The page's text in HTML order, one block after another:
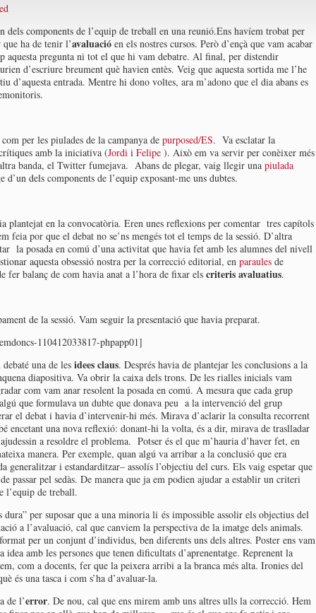
dels components de l’equip de treball en una reunió.Ens havíem trobat per
ha de tenir l’avaluació en els nostres cursos. Però d’ençà que vam acabar
aquesta pregunta ni tot el que hi vam debatre. Al final, per distendir
d’escriure breument què havien entès. Veig que aquesta sortida me l’he
d’aquesta entrada. Mentre hi dono voltes, ara m’adono que el dia abans es
per les piulades de la campanya de purposed/ES. Va esclatar la
amb la iniciativa (Jordi i Felipe ). Això em va servir per conèixer més
banda, el Twitter fumejava. Abans de plegar, vaig llegir una piulada
dels components de l’equip exposant-me uns dubtes.
plantejat en la convocatòria. Eren unes reflexions per comentar tres capítols
feia por que el debat no se’ns mengés tot el temps de la sessió. D’altra
la posada en comú d’una activitat que havia fet amb les alumnes del nivell
aquesta obsessió nostra per la correcció editorial, en paraules de
fer balanç de com havia anat a l’hora de fixar els criteris avaluatius.
de la sessió. Vam seguir la presentació que havia preparat.
110412033817-phpapp01]
una de les idees claus. Després havia de plantejar les conclusions a la
diapositiva. Va obrir la caixa dels trons. De les rialles inicials vam
com vam anar resolent la posada en comú. A mesura que cada grup
que formulava un dubte que donava peu a la intervenció del grup
el debat i havia d’intervenir-hi més. Mirava d’aclarir la consulta recorrent
encetant una nova reflexió: donant-hi la volta, és a dir, mirava de traslladar
a resoldre el problema. Potser és el que m’hauria d’haver fet, en
manera. Per exemple, quan algú va arribar a la conclusió que era
generalitzar i estandarditzar– assolís l’objectiu del curs. Els vaig espetar que
passar pel sedàs. De manera que ja em podien ajudar a establir un criteri
l’equip de treball.
per suposar que a una minoria li és impossible assolir els objectius del
a l’avaluació, cal que canviem la perspectiva de la imatge dels animals.
per un conjunt d’individus, ben diferents uns dels altres. Poster ens vam
idea amb les persones que tenen dificultats d’aprenentatge. Reprenent la
com a docents, fer que la peixera arribi a la branca més alta. Ironies del
és una tasca i com s’ha d’avaluar-la.
de l’error. De nou, cal que ens mirem amb uns altres ulls la correcció. Hem